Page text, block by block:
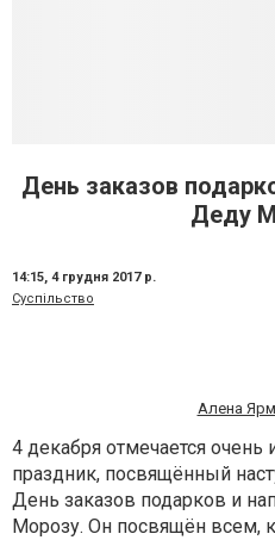
День заказов
Деду
14:15, 4 грудня 2017 р.
Суспільство
Алена
4 декабря отмечается
праздник, посвящённый
День заказов подарков и
Морозу. Он посвящён всем,